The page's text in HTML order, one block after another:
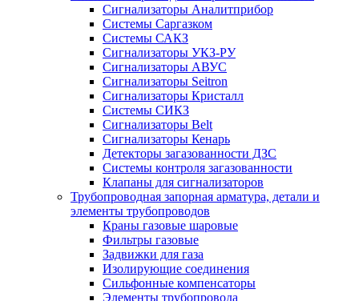
Сигнализаторы Аналитприбор
Системы Саргазком
Системы САКЗ
Сигнализаторы УКЗ-РУ
Сигнализаторы АВУС
Сигнализаторы Seitron
Сигнализаторы Кристалл
Системы СИКЗ
Сигнализаторы Belt
Сигнализаторы Кенарь
Детекторы загазованности ДЗС
Системы контроля загазованности
Клапаны для сигнализаторов
Трубопроводная запорная арматура, детали и
элементы трубопроводов
Краны газовые шаровые
Фильтры газовые
Задвижки для газа
Изолирующие соединения
Сильфонные компенсаторы
Элементы трубопровода